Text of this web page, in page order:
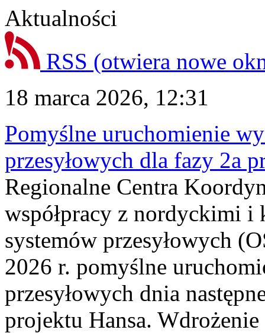
Aktualności
RSS (otwiera nowe
18 marca 2026, 12:31
Pomyślne uruchomienie
przesyłowych dla fazy 2a
Regionalne Centra
współpracy z nordyckimi
systemów przesyłowych
2026 r. pomyślne
przesyłowych dnia
projektu Hansa.